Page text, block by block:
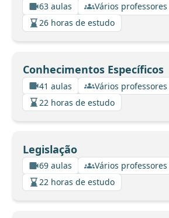
63 aulas
Vários professores
26 horas de estudo
Conhecimentos Específicos
41 aulas
Vários professores
22 horas de estudo
Legislação
69 aulas
Vários professores
22 horas de estudo